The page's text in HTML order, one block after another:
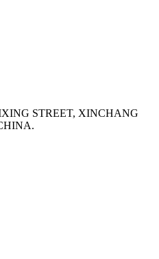
STREET, XINCHANG